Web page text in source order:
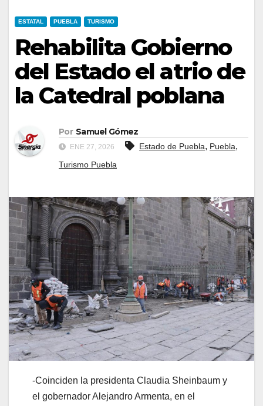
ESTATAL PUEBLA TURISMO
Rehabilita Gobierno
del Estado el atrio de
la Catedral poblana
Por Samuel Gómez
ENE 27, 2026 Estado de Puebla, Puebla,
Turismo Puebla
-Coinciden la presidenta Claudia Sheinbaum y
el gobernador Alejandro Armenta, en el